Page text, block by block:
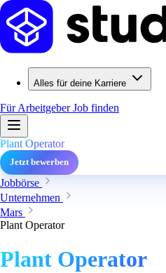
Alles für deine Karriere
Für ArbeitgeberJob finden
Plant Operator
Jetzt bewerben
Jobbörse
Unternehmen
Mars
Plant Operator
Plant Operator